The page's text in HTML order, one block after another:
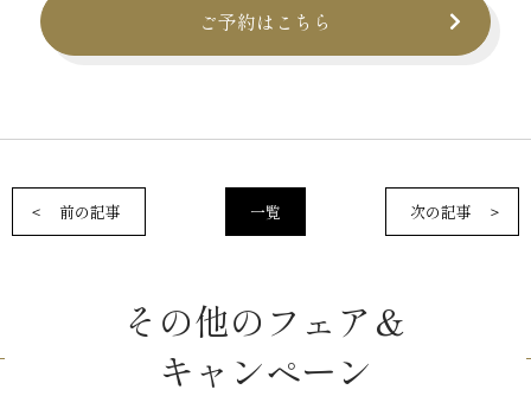
ご予約はこちら
前の記事 一覧 次の記事
その他のフェア＆
キャンペーン